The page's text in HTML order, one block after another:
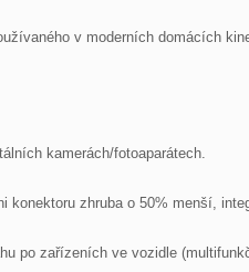
v moderních domácích
kamerách/fotoaparátech.
zhruba o 50% menší,
po zařízeních ve vozidle